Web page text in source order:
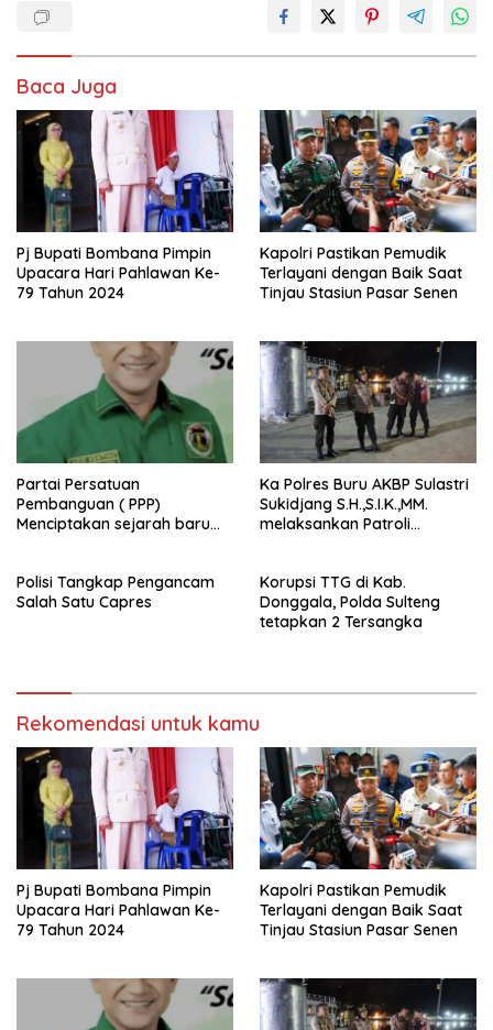
Baca Juga
Pj Bupati Bombana Pimpin
Upacara Hari Pahlawan Ke-
79 Tahun 2024
Kapolri Pastikan Pemudik
Terlayani dengan Baik Saat
Tinjau Stasiun Pasar Senen
Partai Persatuan
Pembanguan ( PPP)
Menciptakan sejarah baru
Buru (Namlea).
Ka Polres Buru AKBP Sulastri
Sukidjang S.H.,S.I.K.,MM.
melaksankan Patroli
Polisi Tangkap Pengancam
Salah Satu Capres
Korupsi TTG di Kab.
Donggala, Polda Sulteng
tetapkan 2 Tersangka
Rekomendasi untuk kamu
Pj Bupati Bombana Pimpin
Upacara Hari Pahlawan Ke-
79 Tahun 2024
Kapolri Pastikan Pemudik
Terlayani dengan Baik Saat
Tinjau Stasiun Pasar Senen